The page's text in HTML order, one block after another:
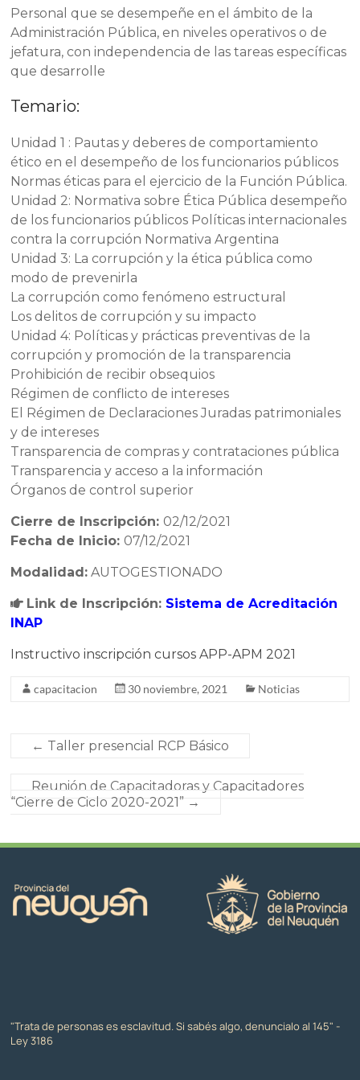
Personal que se desempeñe en el ámbito de la
Administración Pública, en niveles operativos o de
jefatura, con independencia de las tareas específicas
que desarrolle
Temario:
Unidad 1 : Pautas y deberes de comportamiento
ético en el desempeño de los funcionarios públicos
Normas éticas para el ejercicio de la Función Pública.
Unidad 2: Normativa sobre Ética Pública desempeño
de los funcionarios públicos Políticas internacionales
contra la corrupción Normativa Argentina
Unidad 3: La corrupción y la ética pública como
modo de prevenirla
La corrupción como fenómeno estructural
Los delitos de corrupción y su impacto
Unidad 4: Políticas y prácticas preventivas de la
corrupción y promoción de la transparencia
Prohibición de recibir obsequios
Régimen de conflicto de intereses
El Régimen de Declaraciones Juradas patrimoniales
y de intereses
Transparencia de compras y contrataciones pública
Transparencia y acceso a la información
Órganos de control superior
Cierre de Inscripción: 02/12/2021
Fecha de Inicio: 07/12/2021
Modalidad: AUTOGESTIONADO
Link de Inscripción: Sistema de Acreditación
INAP
Instructivo inscripción cursos APP-APM 2021
capacitacion 30 noviembre, 2021 Noticias
← Taller presencial RCP Básico
Reunión de Capacitadoras y Capacitadores
“Cierre de Ciclo 2020-2021” →
"Trata de personas es esclavitud. Si sabés algo, denuncialo al 145" -
Ley 3186